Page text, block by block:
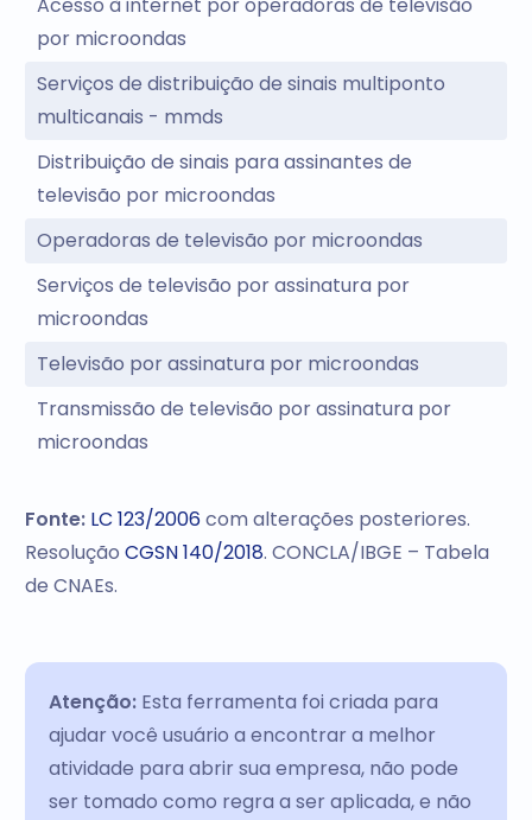
Acesso à internet por operadoras de televisão
por microondas
Serviços de distribuição de sinais multiponto
multicanais - mmds
Distribuição de sinais para assinantes de
televisão por microondas
Operadoras de televisão por microondas
Serviços de televisão por assinatura por
microondas
Televisão por assinatura por microondas
Transmissão de televisão por assinatura por
microondas
Fonte: LC 123/2006com alterações posteriores.
ResoluçãoCGSN 140/2018. CONCLA/IBGE – Tabela
de CNAEs.
Atenção:Esta ferramenta foi criada para
ajudar você usuário a encontrar a melhor
atividade para abrir sua empresa, não pode
ser tomado como regra a ser aplicada, e não